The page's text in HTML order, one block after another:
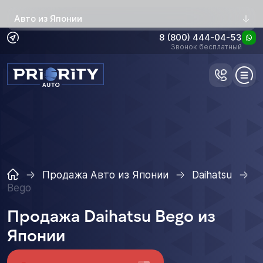
Авто из Японии
8 (800) 444-04-53
Звонок бесплатный
Продажа Авто из Японии
Daihatsu
Bego
Продажа Daihatsu Bego из
Японии